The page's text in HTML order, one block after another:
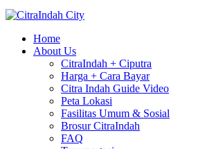
Home
About Us
CitraIndah + Ciputra
Harga + Cara Bayar
Citra Indah Guide Video
Peta Lokasi
Fasilitas Umum & Sosial
Brosur CitraIndah
FAQ